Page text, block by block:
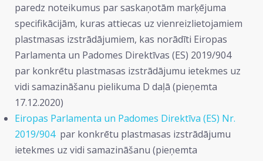
paredz noteikumus par saskaņotām marķējuma
specifikācijām, kuras attiecas uz vienreizlietojamiem
plastmasas izstrādājumiem, kas norādīti Eiropas
Parlamenta un Padomes Direktīvas (ES) 2019/904
par konkrētu plastmasas izstrādājumu ietekmes uz
vidi samazināšanu pielikuma D daļā (pieņemta
17.12.2020)
Eiropas Parlamenta un Padomes Direktīva (ES) Nr.
2019/904par konkrētu plastmasas izstrādājumu
ietekmes uz vidi samazināšanu (pieņemta